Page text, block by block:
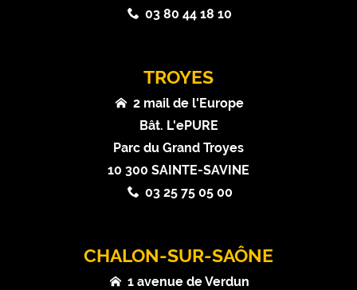
03 80 44 18 10
TROYES
2 mail de l'Europe
Bât. L'ePURE
Parc du Grand Troyes
10 300 SAINTE-SAVINE
03 25 75 05 00
CHALON-SUR-SAÔNE
1 avenue de Verdun